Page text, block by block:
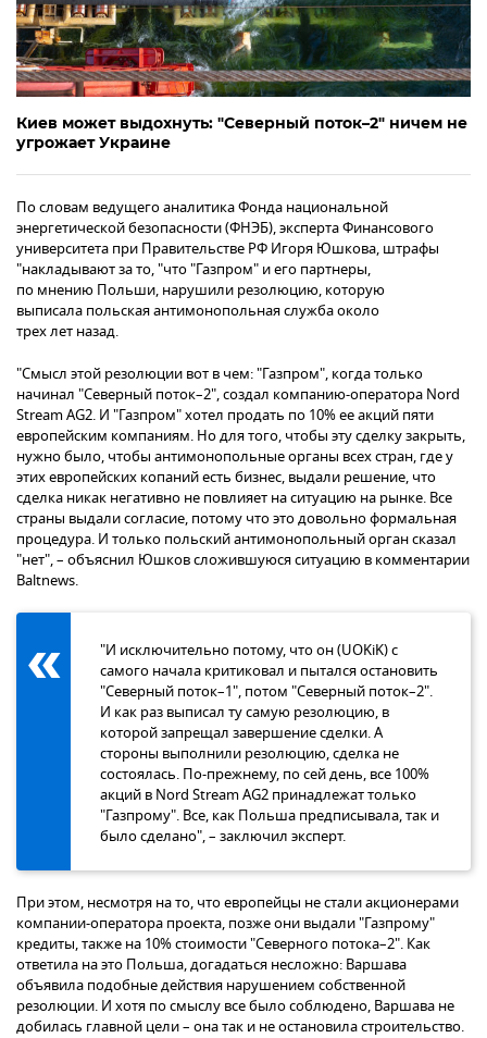
Киев может выдохнуть: "Северный поток–2" ничем не
угрожает Украине
По словам ведущего аналитика Фонда национальной
энергетической безопасности (ФНЭБ), эксперта Финансового
университета при Правительстве РФ Игоря Юшкова, штрафы
"накладывают за то, "что "Газпром" и его партнеры,
по мнению Польши, нарушили резолюцию, которую
выписала польская антимонопольная служба около
трех лет назад.
"Смысл этой резолюции вот в чем: "Газпром", когда только
начинал "Северный поток–2", создал компанию-оператора Nord
Stream AG2. И "Газпром" хотел продать по 10% ее акций пяти
европейским компаниям. Но для того, чтобы эту сделку закрыть,
нужно было, чтобы антимонопольные органы всех стран, где у
этих европейских копаний есть бизнес, выдали решение, что
сделка никак негативно не повлияет на ситуацию на рынке. Все
страны выдали согласие, потому что это довольно формальная
процедура. И только польский антимонопольный орган сказал
"нет", – объяснил Юшков сложившуюся ситуацию в комментарии
Baltnews.
"И исключительно потому, что он (UOKiK) с
самого начала критиковал и пытался остановить
"Северный поток–1", потом "Северный поток–2".
И как раз выписал ту самую резолюцию, в
которой запрещал завершение сделки. А
стороны выполнили резолюцию, сделка не
состоялась. По-прежнему, по сей день, все 100%
акций в Nord Stream AG2 принадлежат только
"Газпрому". Все, как Польша предписывала, так и
было сделано", – заключил эксперт.
При этом, несмотря на то, что европейцы не стали акционерами
компании-оператора проекта, позже они выдали "Газпрому"
кредиты, также на 10% стоимости "Северного потока–2". Как
ответила на это Польша, догадаться несложно: Варшава
объявила подобные действия нарушением собственной
резолюции. И хотя по смыслу все было соблюдено, Варшава не
добилась главной цели – она так и не остановила строительство.